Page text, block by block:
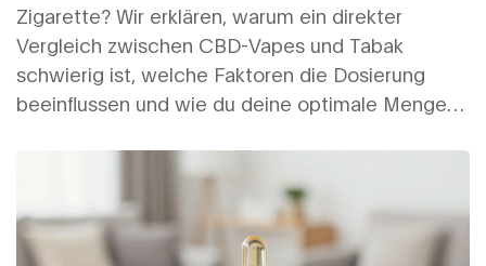
Zigarette? Wir erklären, warum ein direkter
Vergleich zwischen CBD-Vapes und Tabak
schwierig ist, welche Faktoren die Dosierung
beeinflussen und wie du deine optimale Menge